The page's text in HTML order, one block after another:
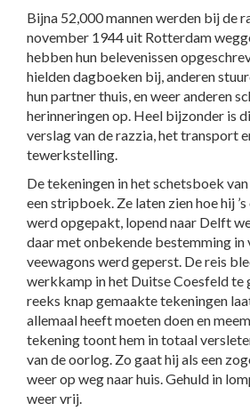
Bijna 52,000 mannen werden bij de
november 1944 uit Rotterdam
hebben hun belevenissen
hielden dagboeken bij, anderen
hun partner thuis, en weer anderen
herinneringen op. Heel bijzonder is
verslag van de razzia, het transport
tewerkstelling.
De tekeningen in het schetsboek
een stripboek. Ze laten zien hoe hij
werd opgepakt, lopend naar Delft
daar met onbekende bestemming
veewagons werd geperst. De reis
werkkamp in het Duitse Coesfeld te
reeks knap gemaakte tekeningen
allemaal heeft moeten doen en
tekening toont hem in totaal
van de oorlog. Zo gaat hij als een
weer op weg naar huis. Gehuld in
weer vrij.